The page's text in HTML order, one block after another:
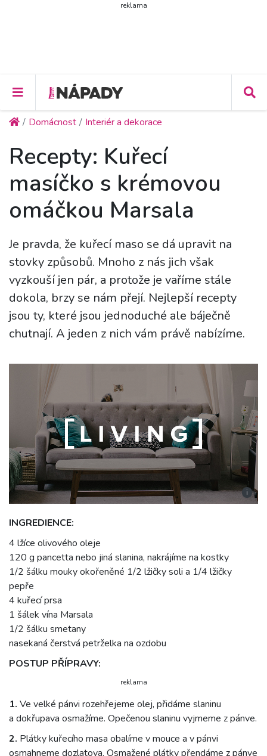
reklama
Domácnost Interiér a dekorace
Recepty: Kuřecí
masíčko s krémovou
omáčkou Marsala
Je pravda, že kuřecí maso se dá upravit na
stovky způsobů. Mnoho z nás jich však
vyzkouší jen pár, a protože je vaříme stále
dokola, brzy se nám přejí. Nejlepší recepty
jsou ty, které jsou jednoduché ale báječně
chutnají. A jeden z nich vám právě nabízíme.
i
INGREDIENCE:
4 lžíce olivového oleje
120 g pancetta nebo jiná slanina, nakrájíme na kostky
1/2 šálku mouky okořeněné 1/2 lžičky soli a 1/4 lžičky
pepře
4 kuřecí prsa
1 šálek vína Marsala
1/2 šálku smetany
nasekaná čerstvá petrželka na ozdobu
POSTUP PŘÍPRAVY:
reklama
1. Ve velké pánvi rozehřejeme olej, přidáme slaninu
a dokřupava osmažíme. Opečenou slaninu vyjmeme z pánve.
2. Plátky kuřecího masa obalíme v mouce a v pánvi
osmahneme dozlatova. Osmažené plátky přendáme z pánve